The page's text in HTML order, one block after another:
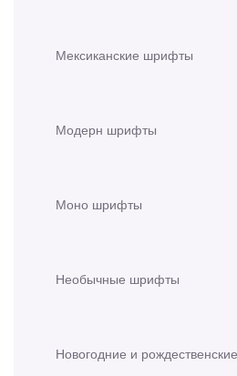
Мексиканские шрифты
Модерн шрифты
Моно шрифты
Необычные шрифты
Новогодние и